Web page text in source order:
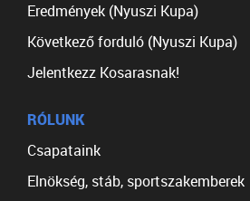
Eredmények (Nyuszi Kupa)
Következő forduló (Nyuszi Kupa)
Jelentkezz Kosarasnak!
RÓLUNK
Csapataink
Elnökség, stáb, sportszakemberek